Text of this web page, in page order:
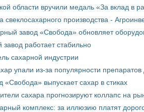
области вручили медаль «За вклад в
производства -
завод «Свобода» обновляет
работает стабильно
сахарной индустрии
упали из-за популярности препаратов
«Свобода» выпускает сахар в стиках
сахара прогнозируют коллапс на
комплекс: за иллюзию платят